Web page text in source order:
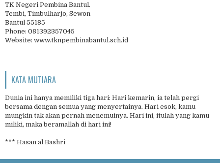
TK Negeri Pembina Bantul.
Tembi, Timbulharjo, Sewon
Bantul 55185
Phone: 081392357045
Website: www.tknpembinabantul.sch.id
KATA MUTIARA
Dunia ini hanya memiliki tiga hari: Hari kemarin, ia telah pergi
bersama dengan semua yang menyertainya. Hari esok, kamu
mungkin tak akan pernah menemuinya. Hari ini, itulah yang kamu
miliki, maka beramallah di hari ini!
*** Hasan al Bashri